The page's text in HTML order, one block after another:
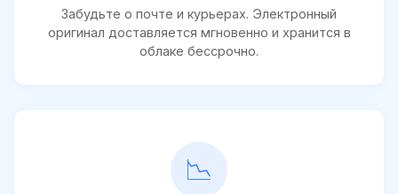
Забудьте о почте и курьерах. Электронный
оригинал доставляется мгновенно и хранится в
облаке бессрочно.
📉